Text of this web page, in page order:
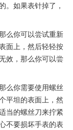
。如果表针掉了，
么你可以尝试重新
面上，然后轻轻按
效，那么你可以尝
么你需要使用螺丝
平坦的表面上，然
当的螺丝刀来拧紧
不要损坏手表的表